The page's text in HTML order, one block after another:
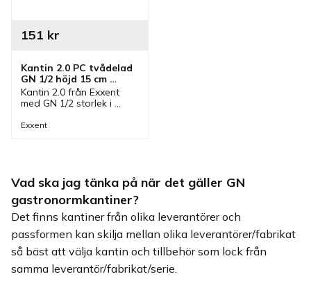
Kantin 2.0 PC tvådelad
GN 1/2 höjd 15 cm
transparent
Kantin 2.0 från Exxent
med GN 1/2 storlek i
15 cm som är
151 kr
Exxent
Vad ska jag tänka på när det gäller GN
gastronormkantiner?
Det finns kantiner från olika leverantörer och
passformen kan skilja mellan olika leverantörer/fabrikat
så bäst att välja kantin och tillbehör som lock från
samma leverantör/fabrikat/serie.